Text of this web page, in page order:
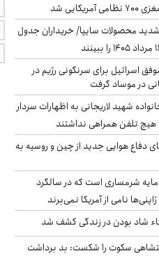
شد
محصولات سایپا/ خریداران جدول
اسرائیل برای سرنگونی رژیم در
در موساد گرفت
شهید لاریجانی به اظهارات سردار
تلفن همراهی نداشتند
دفاع هوایی جدید از چین و روسیه به
شرمساری است که در سالگرد
نامی از آمریکا نمی‌برند
شاد بودن در زندگی کشف شد
سکوت را شکست: بد برداشت